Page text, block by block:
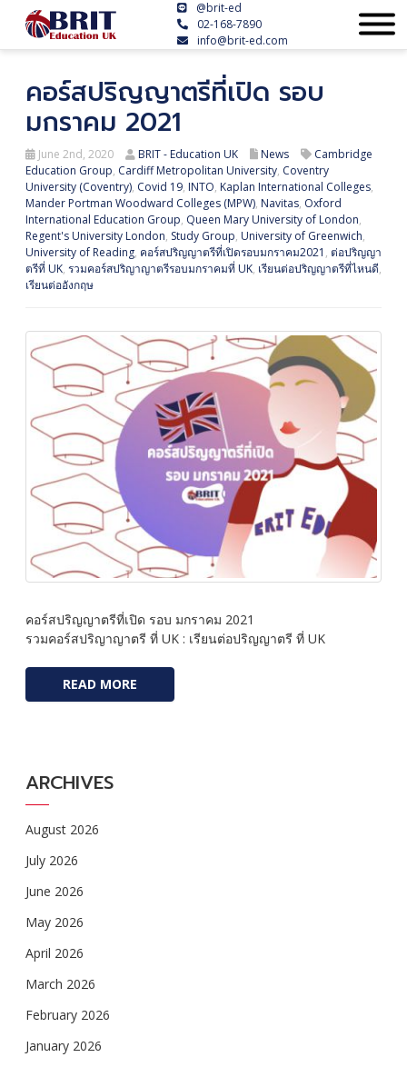
@brit-ed
02-168-7890
info@brit-ed.com
คอร์สปริญญาตรีที่เปิด รอบ
มกราคม 2021
June 2nd, 2020 BRIT - Education UK News
Cambridge
Education Group, Cardiff Metropolitan University, Coventry
University (Coventry), Covid 19, INTO, Kaplan International Colleges,
Mander Portman Woodward Colleges (MPW), Navitas, Oxford
International Education Group, Queen Mary University of London,
Regent's University London, Study Group, University of Greenwich,
University of Reading, คอร์สปริญญาตรีที่เปิดรอบมกราคม2021 , ต่อปริญญา
ตรีที่ UK, รวมคอร์สปริญาญาตรีรอบมกราคมที่ UK, เรียนต่อปริญญาตรีที่ไหนดี,
เรียนต่ออังกฤษ
คอร์สปริญญาตรีที่เปิด รอบ มกราคม 2021
รวมคอร์สปริญาญาตรี ที่ UK : เรียนต่อปริญญาตรี ที่ UK
READ MORE
ARCHIVES
August 2026
July 2026
June 2026
May 2026
April 2026
March 2026
February 2026
January 2026